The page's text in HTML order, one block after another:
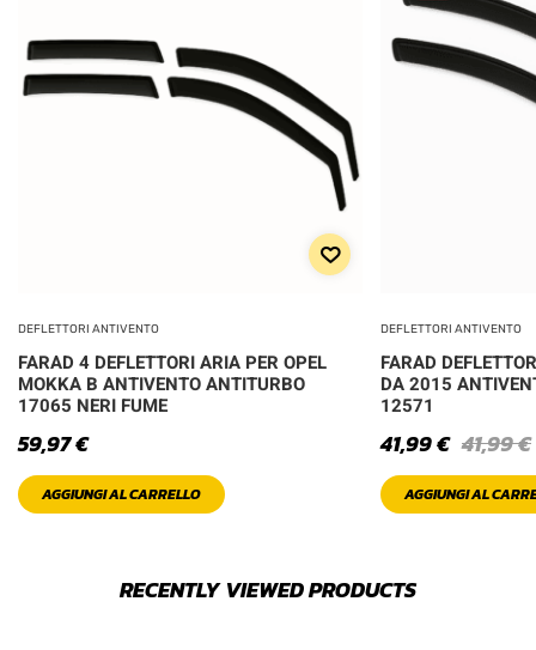
DEFLETTORI ANTIVENTO
FARAD 4 DEFLETTORI ARIA PER OPEL
MOKKA B ANTIVENTO ANTITURBO
17065 NERI FUME
59,97€
AGGIUNGI AL CARRELLO
DEFLETTORI ANTIVENTO
FARAD
DA 2015
12571
41,99€
41,99€
AGGIUNGI AL
RECENTLY VIEWED PRODUCTS